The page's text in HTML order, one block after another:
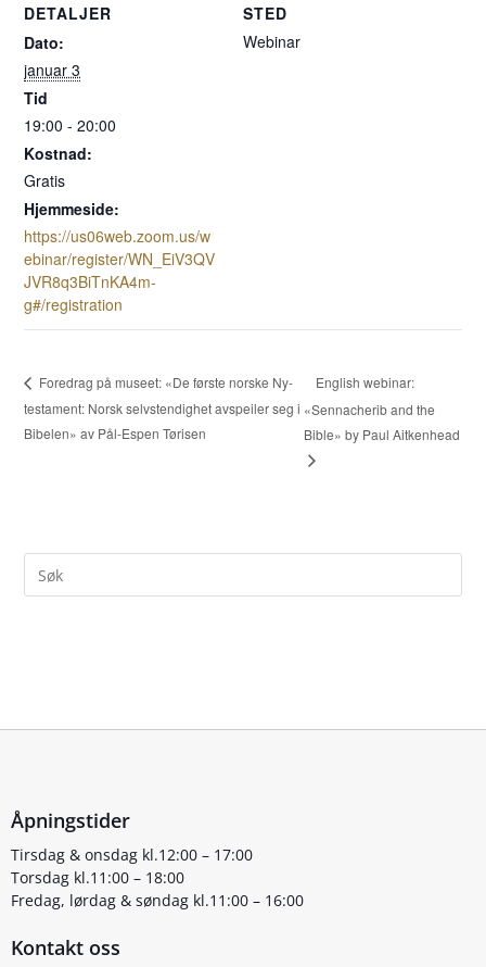
DETALJER
Dato:
januar 3
Tid
19:00 - 20:00
Kostnad:
Gratis
Hjemmeside:
https://us06web.zoom.us/w
ebinar/register/WN_EiV3QV
JVR8q3BiTnKA4m-
g#/registration
STED
Webinar
Foredrag på museet: «De første norske Ny-
testament: Norsk selvstendighet avspeiler seg i
Bibelen» av Pål-Espen Tørisen
English webinar:
«Sennacherib and the
Bible» by Paul Aitkenhead
Åpningstider
Tirsdag & onsdag kl.12:00 – 17:00
Torsdag kl.11:00 – 18:00
Fredag, lørdag & søndag kl.11:00 – 16:00
Kontakt oss